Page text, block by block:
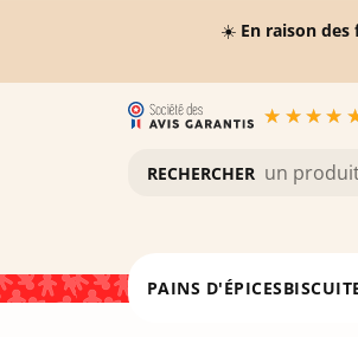
☀️ En raison
RECHERCHER
PAINS D'ÉPICES